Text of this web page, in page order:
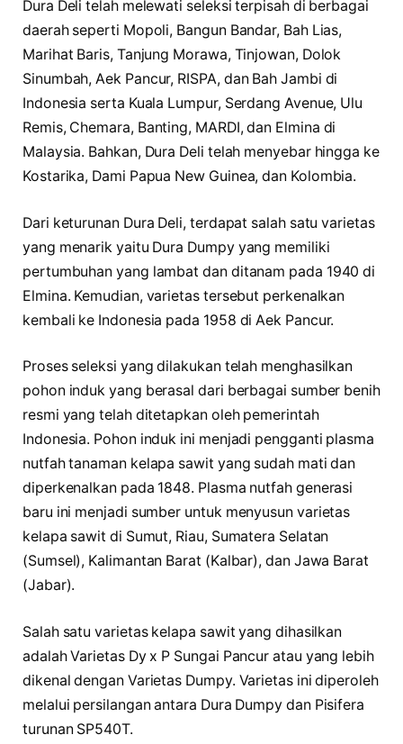
Dura Deli telah melewati seleksi terpisah di berbagai
daerah seperti Mopoli, Bangun Bandar, Bah Lias,
Marihat Baris, Tanjung Morawa, Tinjowan, Dolok
Sinumbah, Aek Pancur, RISPA, dan Bah Jambi di
Indonesia serta Kuala Lumpur, Serdang Avenue, Ulu
Remis, Chemara, Banting, MARDI, dan Elmina di
Malaysia. Bahkan, Dura Deli telah menyebar hingga ke
Kostarika, Dami Papua New Guinea, dan Kolombia.
Dari keturunan Dura Deli, terdapat salah satu varietas
yang menarik yaitu Dura Dumpy yang memiliki
pertumbuhan yang lambat dan ditanam pada 1940 di
Elmina. Kemudian, varietas tersebut perkenalkan
kembali ke Indonesia pada 1958 di Aek Pancur.
Proses seleksi yang dilakukan telah menghasilkan
pohon induk yang berasal dari berbagai sumber benih
resmi yang telah ditetapkan oleh pemerintah
Indonesia. Pohon induk ini menjadi pengganti plasma
nutfah tanaman kelapa sawit yang sudah mati dan
diperkenalkan pada 1848. Plasma nutfah generasi
baru ini menjadi sumber untuk menyusun varietas
kelapa sawit di Sumut, Riau, Sumatera Selatan
(Sumsel), Kalimantan Barat (Kalbar), dan Jawa Barat
(Jabar).
Salah satu varietas kelapa sawit yang dihasilkan
adalah Varietas Dy x P Sungai Pancur atau yang lebih
dikenal dengan Varietas Dumpy. Varietas ini diperoleh
melalui persilangan antara Dura Dumpy dan Pisifera
turunan SP540T.